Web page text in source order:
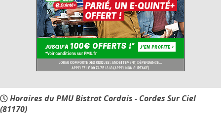
Horaires du PMU Bistrot Cordais - Cordes Sur Ciel
(81170)